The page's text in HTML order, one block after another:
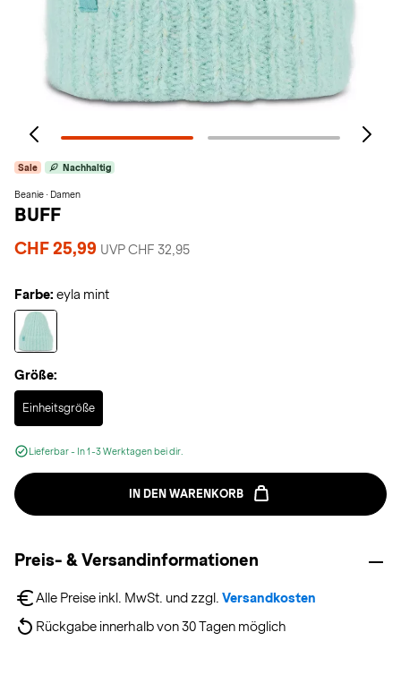
Sale Nachhaltig
Beanie · Damen
BUFF
CHF 25,99 UVP CHF 32,95
Farbe: eyla mint
Größe:
Einheitsgröße
Selected
Lieferbar - In 1-3 Werktagen bei dir.
IN DEN WARENKORB
Preis- & Versandinformationen
Alle Preise inkl. MwSt. und zzgl. Versandkosten
Rückgabe innerhalb von 30 Tagen möglich